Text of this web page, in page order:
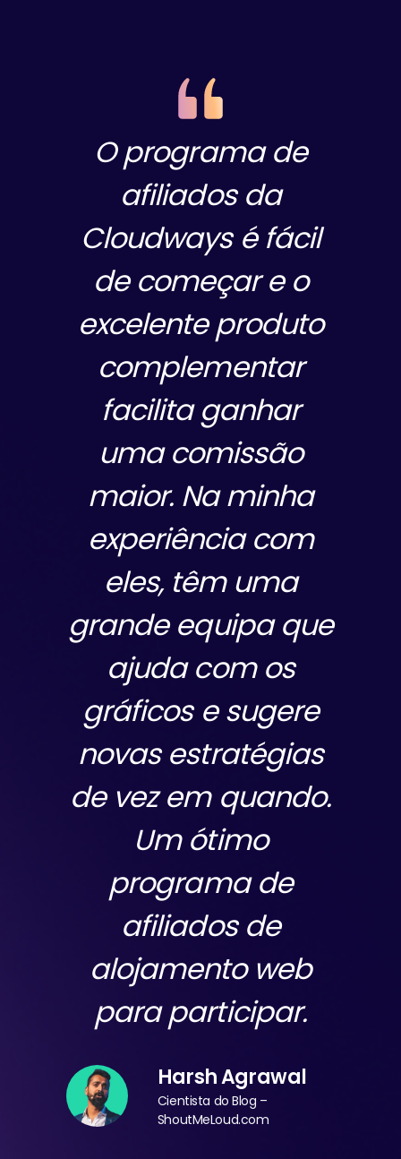
O programa de
afiliados da
Cloudways é fácil
de começar e o
excelente produto
complementar
facilita ganhar
uma comissão
maior. Na minha
experiência com
eles, têm uma
grande equipa que
ajuda com os
gráficos e sugere
novas estratégias
de vez em quando.
Um ótimo
programa de
afiliados de
alojamento web
para participar.
Harsh Agrawal
Cientista do Blog –
ShoutMeLoud.com